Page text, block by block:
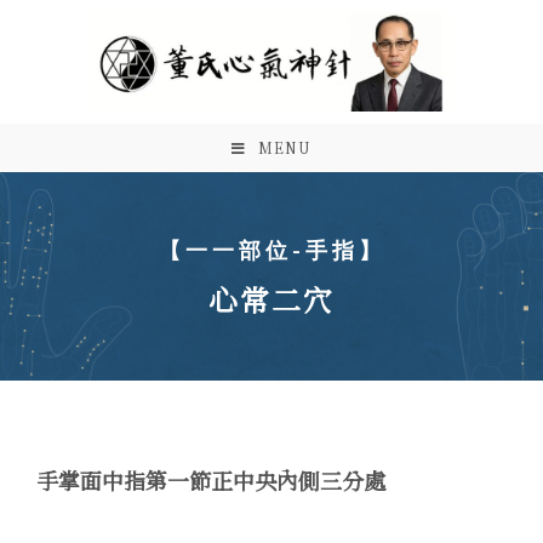
MENU
【一一部位-手指】
心常二穴
手掌面中指第一節正中央內側三分處